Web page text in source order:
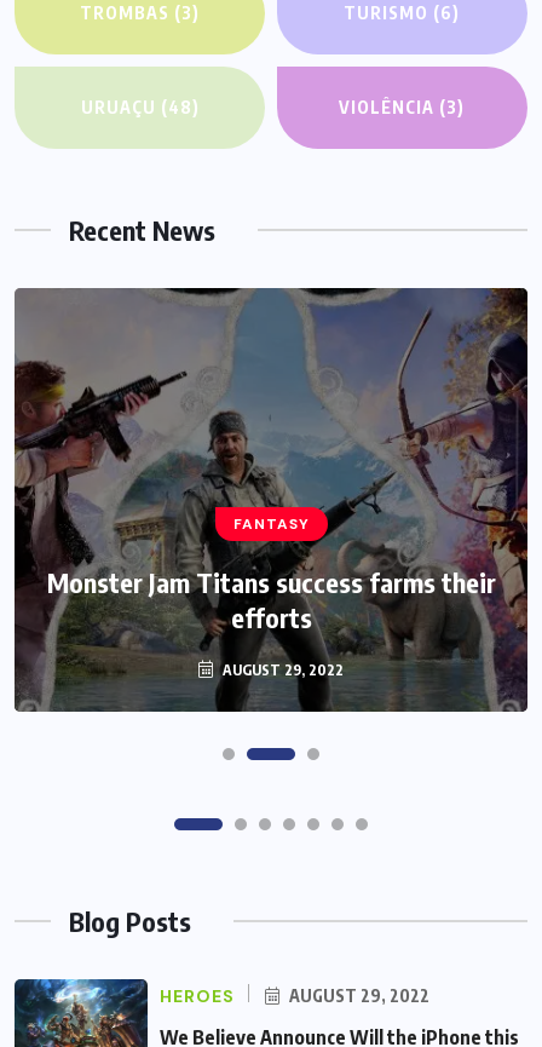
TROMBAS (3) TURISMO (6)
URUAÇU (48) VIOLÊNCIA (3)
Recent News
FANTASY
Monster Jam Titans success farms their
efforts
AUGUST 29, 2022
HEROES
We Believe Announce Will the iPhone
this Day By Kinds Game Play History
AUGUST 29, 2022
Blog Posts
HEROES AUGUST 29, 2022
We Believe Announce Will the iPhone this